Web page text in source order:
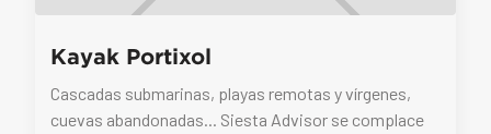
Kayak Portixol
Cascadas submarinas, playas remotas y vírgenes,
cuevas abandonadas... Siesta Advisor se complace